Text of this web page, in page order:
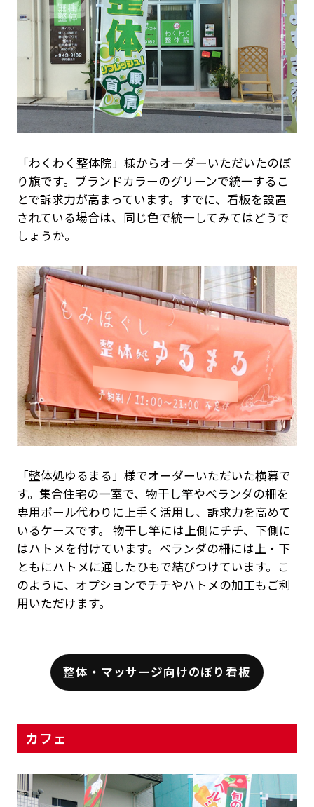
「わくわく整体院」様からオーダーいただいたのぼ
り旗です。ブランドカラーのグリーンで統一するこ
とで訴求力が高まっています。すでに、看板を設置
されている場合は、同じ色で統一してみてはどうで
しょうか。
「整体処ゆるまる」様でオーダーいただいた横幕で
す。集合住宅の一室で、物干し竿やベランダの柵を
専用ポール代わりに上手く活用し、訴求力を高めて
いるケースです。 物干し竿には上側にチチ、下側に
はハトメを付けています。ベランダの柵には上・下
ともにハトメに通したひもで結びつけています。こ
のように、オプションでチチやハトメの加工もご利
用いただけます。
整体・マッサージ向けのぼり看板
カフェ